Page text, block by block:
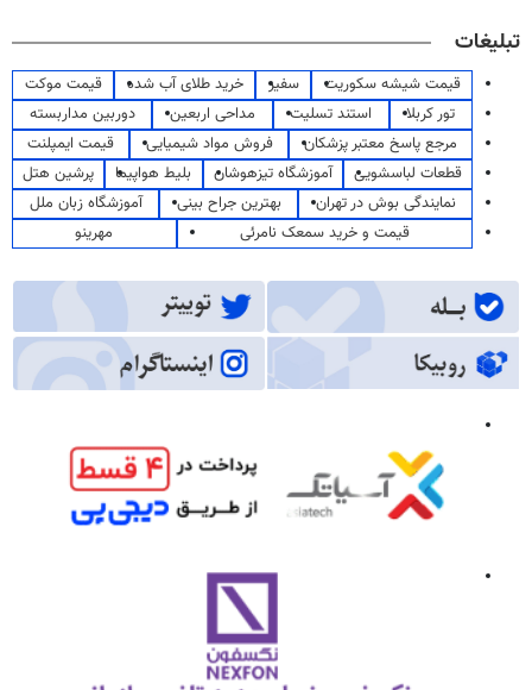
تبلیغات
قیمت شیشه سکوریت سفیر خرید طلای آب شده
قیمت موکت
تور کربلا
استند تسلیت مداحی اربعین
دوربین مداربسته
مرجع پاسخ معتبر پزشکان
فروش مواد شیمیایی
قیمت ایمپلنت
قطعات لباسشویی
آموزشگاه تیزهوشان بلیط هواپیما
پرشین هتل
نمایندگی بوش در تهران
بهترین جراح بینی
آموزشگاه زبان ملل
قیمت و خرید سمعک نامرئی
مهرینو